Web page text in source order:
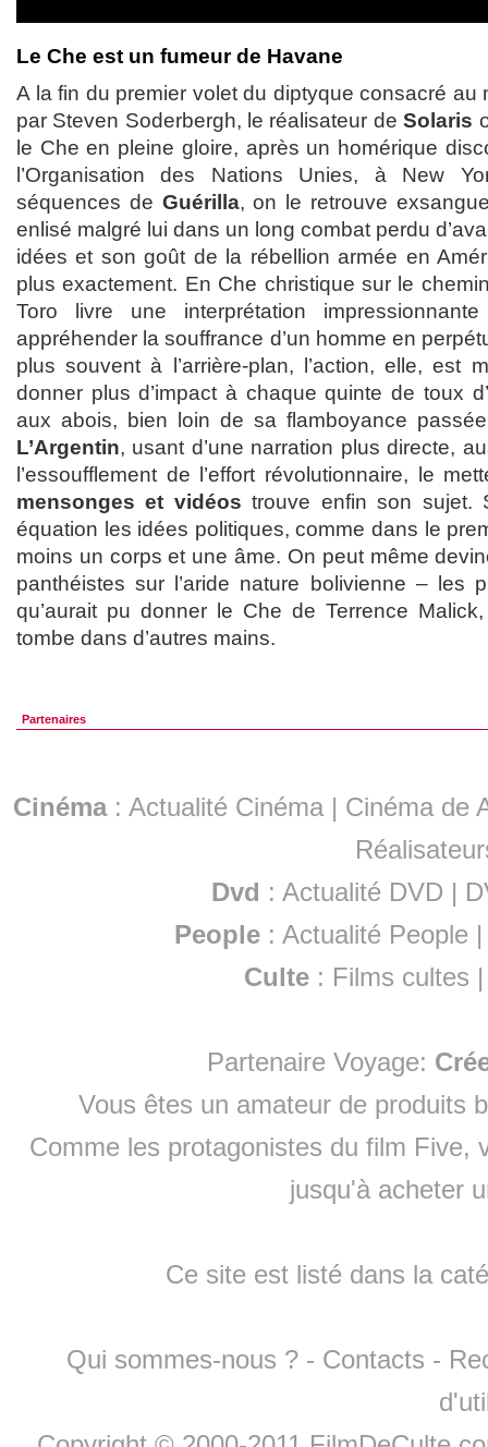
Le Che est un fumeur de Havane
A la fin du premier volet du diptyque consacré au
par Steven Soderbergh, le réalisateur deSolaris
le Che en pleine gloire, après un homérique
l’Organisation des Nations Unies, à New
séquences de Guérilla, on le retrouve
enlisé malgré lui dans un long combat perdu
idées et son goût de la rébellion armée en
plus exactement. En Che christique sur le
Toro livre une interprétation
appréhender la souffrance d’un homme en
plus souvent à l’arrière-plan, l’action, elle, est
donner plus d’impact à chaque quinte de toux
aux abois, bien loin de sa flamboyance
L’Argentin, usant d’une narration plus directe,
l’essoufflement de l’effort révolutionnaire, le
mensonges et vidéos trouve enfin son sujet.
équation les idées politiques, comme dans le
moins un corps et une âme. On peut même
panthéistes sur l’aride nature bolivienne – les
qu’aurait pu donner le Che de Terrence
tombe dans d’autres mains.
Partenaires
Cinéma: Actualité Cinéma | Cinéma de
Dvd : Actualité DVD |
People :Actualité People
Culte : Films cultes
Partenaire Voyage:
Vous êtes un amateur de produits
Comme les protagonistes du film Five,
jusqu'à acheter
Ce site est listé dans la
Qui sommes-nous ? - Contacts -